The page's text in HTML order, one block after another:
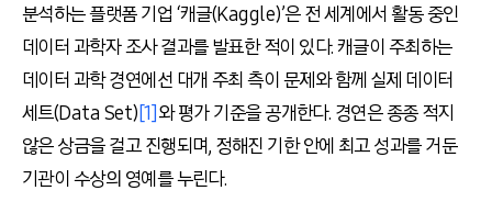
분석하는 플랫폼 기업 ‘캐글(Kaggle)’은 전 세계에서 활동 중인
데이터 과학자 조사 결과를 발표한 적이 있다. 캐글이 주최하는
데이터 과학 경연에선 대개 주최 측이 문제와 함께 실제 데이터
세트(Data Set)[1]와 평가 기준을 공개한다. 경연은 종종 적지
않은 상금을 걸고 진행되며, 정해진 기한 안에 최고 성과를 거둔
기관이 수상의 영예를 누린다.